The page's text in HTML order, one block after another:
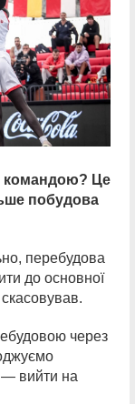
командою? Це
побудова
перебудова
до основної
через
— вийти на